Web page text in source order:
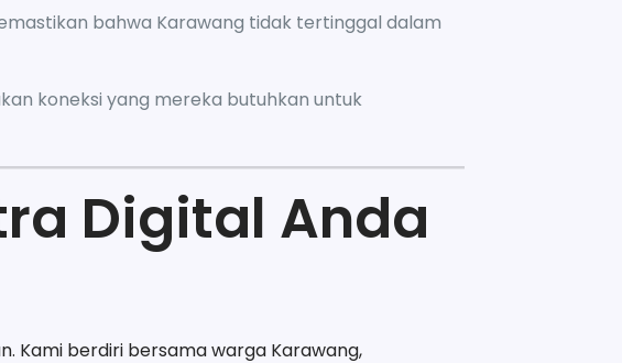
bahwa Karawang tidak tertinggal dalam
koneksi yang mereka butuhkan untuk
Digital Anda
Kami berdiri bersama warga Karawang,